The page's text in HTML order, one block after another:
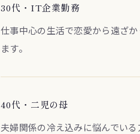
30代・IT企業勤務
仕事中心の生活で恋愛から遠ざ
ます。
40代・二児の母
夫婦関係の冷え込みに悩んでい